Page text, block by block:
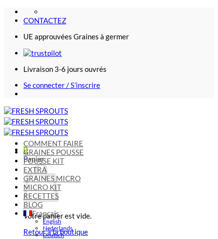
Passer
CONTACTEZ
UE approuvées Graines à germer
Livraison 3-6 jours ouvrés
Se connecter / S’inscrire
0
Panier
Votre panier est vide.
Retour à la boutique
COMMENT FAIRE
GRAINES POUSSE
POUSSE KIT
EXTRA
GRAINES MICRO
MICRO KIT
RECETTES
BLOG
Français
English
Nederlands
Deutsch